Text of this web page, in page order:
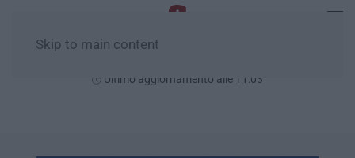
Skip to main content
Ultimo aggiornamento alle 11:03